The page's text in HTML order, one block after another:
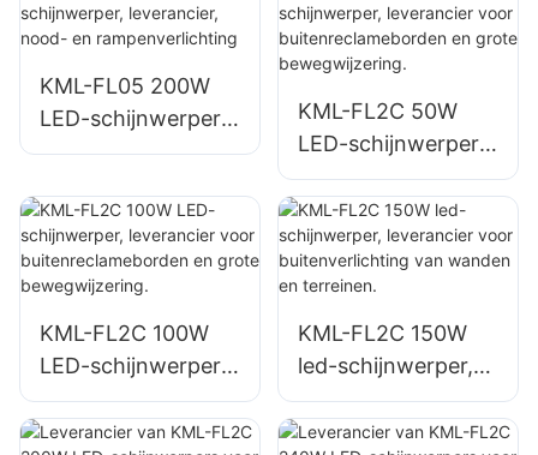
verlichting op
bouwplaatsen.
opslagruimteverlich
ting.
KML-FL05 200W
LED-schijnwerper,
leverancier, nood-
rampenverlichting
KML-FL2C 50W
LED-schijnwerper,
leverancier voor
buitenreclamebord
en en grote
bewegwijzering.
KML-FL2C 100W
LED-schijnwerper,
leverancier voor
buitenreclamebord
KML-FL2C 150W
led-schijnwerper,
leverancier voor
buitenverlichting